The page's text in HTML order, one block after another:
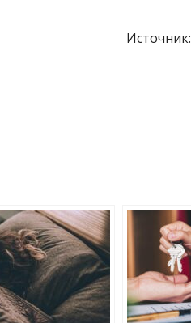
Источник: